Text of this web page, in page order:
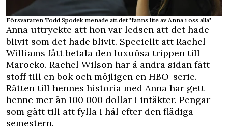
Försvararen Todd Spodek menade att det "fanns lite av Anna i oss alla"
Anna uttryckte att hon var ledsen att det hade
blivit som det hade blivit. Speciellt att Rachel
Williams fått betala den luxuösa trippen till
Marocko. Rachel Wilson har å andra sidan fått
stoff till en bok och möjligen en HBO-serie.
Rätten till hennes historia med Anna har gett
henne mer än 100 000 dollar i intäkter. Pengar
som gått till att fylla i hål efter den flådiga
semestern.